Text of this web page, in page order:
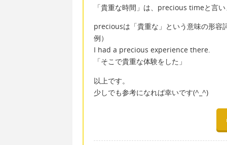
「貴重な時間」は、precious timeと言い
preciousは「貴重な」という意味の形容
例）
I had a precious experience there.
「そこで貴重な体験をした」
以上です。
少しでも参考になれば幸いです(^_^)